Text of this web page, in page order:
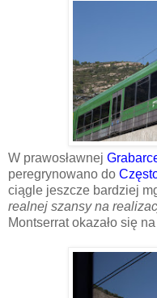
W prawosławnej
peregrynowano do
ciągle jeszcze bardziej
realnej szansy na
Montserrat okazało się